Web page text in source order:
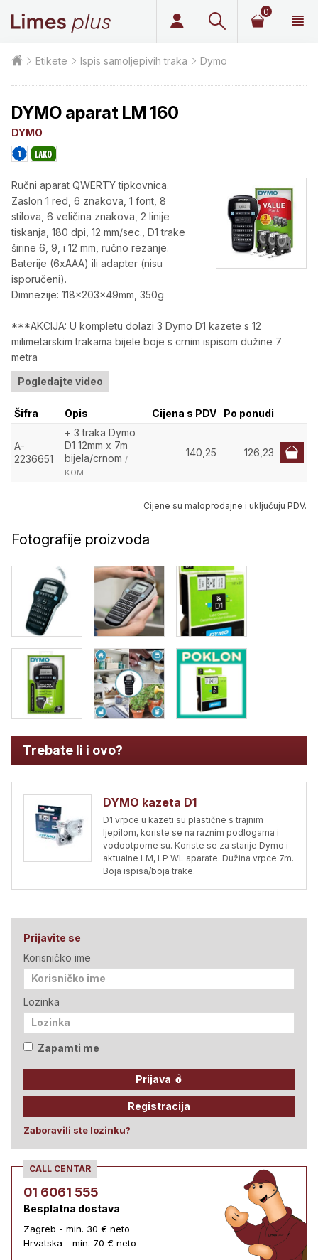
0
Etikete Ispis samoljepivih traka Dymo
DYMO aparat LM 160
DYMO
Ručni aparat QWERTY tipkovnica.
Zaslon 1 red, 6 znakova, 1 font, 8
stilova, 6 veličina znakova, 2 linije
tiskanja, 180 dpi, 12 mm/sec., D1 trake
širine 6, 9, i 12 mm, ručno rezanje.
Baterije (6xAAA) ili adapter (nisu
isporučeni).
Dimnezije: 118x203x49mm, 350g
***AKCIJA: U kompletu dolazi 3 Dymo D1 kazete s 12
milimetarskim trakama bijele boje s crnim ispisom dužine 7
metra
Pogledajte video
Šifra Opis Cijena s PDV Po ponudi
A-
2236651
+ 3 traka Dymo
D1 12mm x 7m
bijela/crnom /
KOM
140,25 126,23
Cijene su maloprodajne i uključuju PDV.
Fotografije proizvoda
Trebate li i ovo?
DYMO kazeta D1
D1 vrpce u kazeti su plastične s trajnim
ljepilom, koriste se na raznim podlogama i
vodootporne su. Koriste se za starije Dymo i
aktualne LM, LP WL aparate. Dužina vrpce 7m.
Boja ispisa/boja trake.
Prijavite se
Korisničko ime
Lozinka
Zapamti me
Prijava
Registracija
Zaboravili ste lozinku?
CALL CENTAR
01 6061 555
Besplatna dostava
Zagreb - min. 30 € neto
Hrvatska - min. 70 € neto